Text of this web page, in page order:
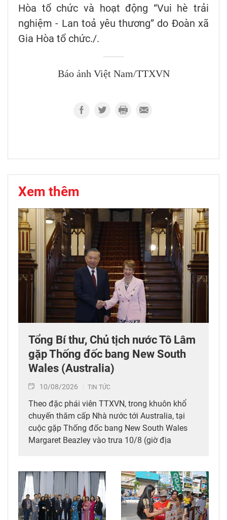
Hòa tổ chức và hoạt động “Vui hè trải
nghiệm - Lan toả yêu thương” do Đoàn xã
Gia Hòa tổ chức./.
Báo ảnh Việt Nam/TTXVN
Xem thêm
Tổng Bí thư, Chủ tịch nước Tô Lâm
gặp Thống đốc bang New South
Wales (Australia)
10/08/2026 TIN TỨC
Theo đặc phái viên TTXVN, trong khuôn khổ
chuyến thăm cấp Nhà nước tới Australia, tại
cuộc gặp Thống đốc bang New South Wales
Margaret Beazley vào trưa 10/8 (giờ địa
và du lịch lớn nhất của Australia, với thủ phủ là
thành phố Sydney.